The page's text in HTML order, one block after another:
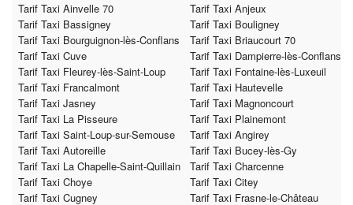
Tarif Taxi Ainvelle 70
Tarif Taxi Anjeux
Tarif Taxi Bassigney
Tarif Taxi Bouligney
Tarif Taxi Bourguignon-lès-Conflans
Tarif Taxi Briaucourt 70
Tarif Taxi Cuve
Tarif Taxi Dampierre-lès-Conflans
Tarif Taxi Fleurey-lès-Saint-Loup
Tarif Taxi Fontaine-lès-Luxeuil
Tarif Taxi Francalmont
Tarif Taxi Hautevelle
Tarif Taxi Jasney
Tarif Taxi Magnoncourt
Tarif Taxi La Pisseure
Tarif Taxi Plainemont
Tarif Taxi Saint-Loup-sur-Semouse
Tarif Taxi Angirey
Tarif Taxi Autoreille
Tarif Taxi Bucey-lès-Gy
Tarif Taxi La Chapelle-Saint-Quillain
Tarif Taxi Charcenne
Tarif Taxi Choye
Tarif Taxi Citey
Tarif Taxi Cugney
Tarif Taxi Frasne-le-Château